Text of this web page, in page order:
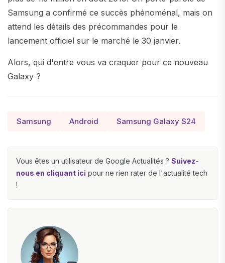
Samsung a confirmé ce succès phénoménal, mais on
attend les détails des précommandes pour le
lancement officiel sur le marché le 30 janvier.
Alors, qui d'entre vous va craquer pour ce nouveau
Galaxy ?
Samsung Android Samsung Galaxy S24
Vous êtes un utilisateur de Google Actualités ? Suivez-
nous en cliquant ici pour ne rien rater de l'actualité tech
!